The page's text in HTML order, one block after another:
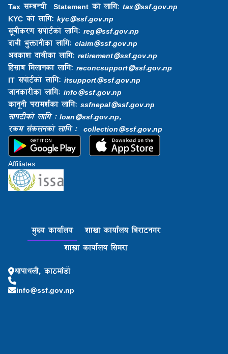
Tax सम्बन्धी Statement को लागि: tax@ssf.gov.np
KYC को लागि: kyc@ssf.gov.np
सूचीकरण सपोर्टको लागि: reg@ssf.gov.np
दाबी भुक्तानीका लागि: claim@ssf.gov.np
अवकाश दाबीका लागि: retirement@ssf.gov.np
हिसाब मिलानका लागि: reconcsupport@ssf.gov.np
IT सपोर्टको लागि: itsupport@ssf.gov.np
जानकारीका लागि: info@ssf.gov.np​
कानूनी परामर्शका लागि: ssfnepal@ssf.gov.np​
सापटीको लागि : loan@ssf.gov.np,
रकम संकलनको लागि : collection@ssf.gov.np
Affiliates
मुख्य कार्यालय
शाखा कार्यालय बिराटनगर
शाखा कार्यालय सिमरा
थापाथली, काठमांडौ
info@ssf.gov.np